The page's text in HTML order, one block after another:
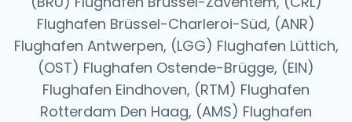
Flughafen Brüssel-Charleroi-Süd, (ANR)
Flughafen Antwerpen, (LGG) Flughafen Lüttich,
(OST) Flughafen Ostende-Brügge, (EIN)
Flughafen Eindhoven, (RTM) Flughafen
Rotterdam Den Haag, (AMS) Flughafen